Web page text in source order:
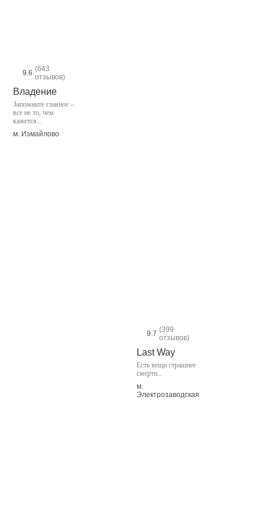
9.6 (643
отзывов)
Владение
Запомните главное –
все не то, чем
кажется...
м. Измайлово
9.7 (399
отзывов)
Last Way
Есть вещи страшнее
смерти...
м.
Электрозаводская